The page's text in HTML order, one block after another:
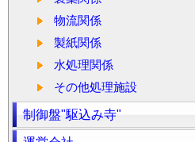
物流関係
製紙関係
水処理関係
その他処理施設
制御盤"駆込み寺"